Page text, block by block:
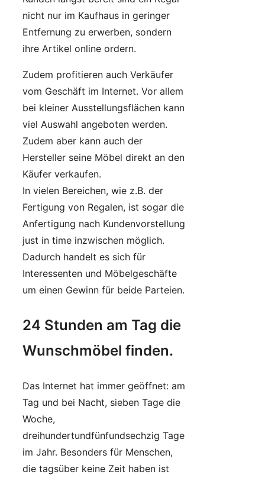
nicht nur im Kaufhaus in geringer
Entfernung zu erwerben, sondern
ihre Artikel online ordern.
Zudem profitieren auch Verkäufer
vom Geschäft im Internet. Vor allem
bei kleiner Ausstellungsflächen kann
viel Auswahl angeboten werden.
Zudem aber kann auch der
Hersteller seine Möbel direkt an den
Käufer verkaufen.
In vielen Bereichen, wie z.B. der
Fertigung von Regalen, ist sogar die
Anfertigung nach Kundenvorstellung
just in time inzwischen möglich.
Dadurch handelt es sich für
Interessenten und Möbelgeschäfte
um einen Gewinn für beide Parteien.
24 Stunden am Tag die
Wunschmöbel finden.
Das Internet hat immer geöffnet: am
Tag und bei Nacht, sieben Tage die
Woche,
dreihundertundfünfundsechzig Tage
im Jahr. Besonders für Menschen,
die tagsüber keine Zeit haben ist